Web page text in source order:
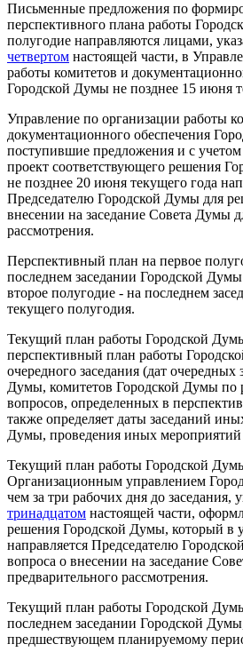
Письменные предложения по
перспективного плана работы
полугодие направляются лицами,
четвертом настоящей части, в
работы комитетов и
Городской Думы не позднее 15 июня
Управление по организации работы
документационного обеспечения
поступившие предложения и с учетом
проект соответствующего решения
не позднее 20 июня текущего года
Председателю Городской Думы для
внесении на заседание Совета Думы
рассмотрения.
Перспективный план на первое
последнем заседании Городской
второе полугодие - на последнем
текущего полугодия.
Текущий план работы Городской
перспективный план работы
очередного заседания (дат очередных
Думы, комитетов Городской Думы по
вопросов, определенных в
также определяет даты заседаний
Думы, проведения иных мероприятий
Текущий план работы Городской
Организационным управлением
чем за три рабочих дня до заседания,
тринадцатом настоящей части,
решения Городской Думы, который в
направляется Председателю
вопроса о внесении на заседание
предварительного рассмотрения.
Текущий план работы Городской
последнем заседании Городской
предшествующем планируемому